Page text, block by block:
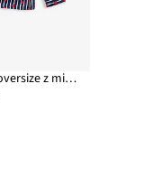
Bluzka koszulowa oversize z miękkiego muślinu